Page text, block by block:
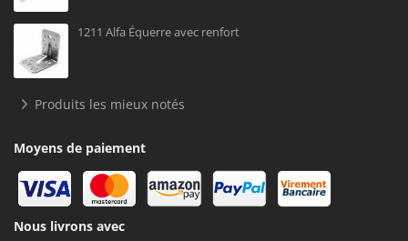
1211 Alfa Équerre avec renfort
Produits les mieux notés
Moyens de paiement
Nous livrons avec